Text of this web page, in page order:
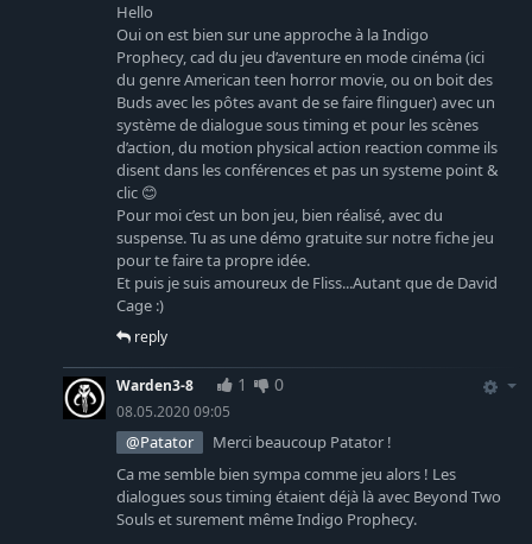
Hello
Oui on est bien sur une approche à la Indigo
Prophecy, cad du jeu d’aventure en mode cinéma (ici
du genre American teen horror movie, ou on boit des
Buds avec les pôtes avant de se faire flinguer) avec un
système de dialogue sous timing et pour les scènes
d’action, du motion physical action reaction comme ils
disent dans les conférences et pas un systeme point &
clic 😊
Pour moi c’est un bon jeu, bien réalisé, avec du
suspense. Tu as une démo gratuite sur notre fiche jeu
pour te faire ta propre idée.
Et puis je suis amoureux de Fliss...Autant que de David
Cage :)
reply
Warden3-8 1 0
08.05.2020 09:05
@Patator
Merci beaucoup Patator !
Ca me semble bien sympa comme jeu alors ! Les
dialogues sous timing étaient déjà là avec Beyond Two
Souls et surement même Indigo Prophecy.